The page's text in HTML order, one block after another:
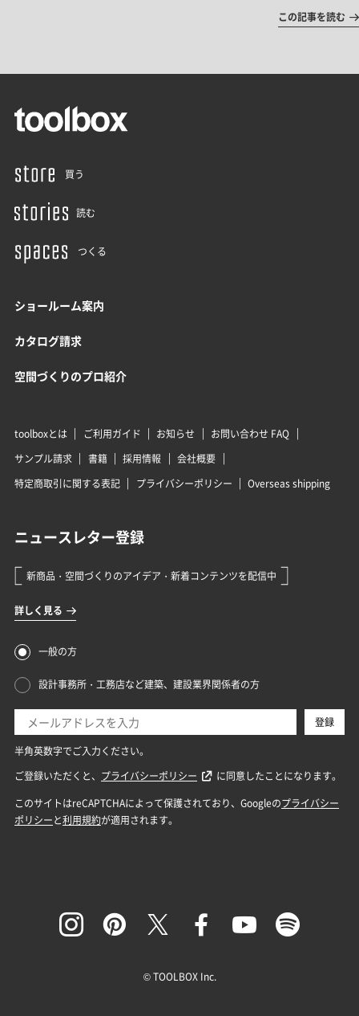
この記事を読む
買う
読む
つくる
ショールーム案内
カタログ請求
空間づくりのプロ紹介
toolboxとは ご利用ガイド お知らせ
お問い合わせ FAQ
サンプル請求
書籍 採用情報
会社概要
特定商取引に関する表記
プライバシーポリシー Overseas shipping
© TOOLBOX Inc.